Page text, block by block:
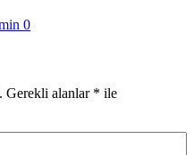
0
Gerekli alanlar * ile